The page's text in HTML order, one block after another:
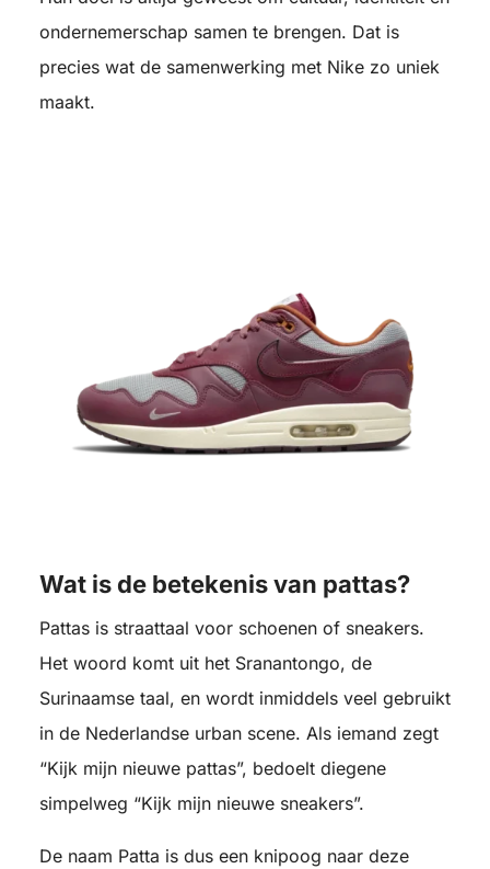
ondernemerschap samen te brengen. Dat is
precies wat de samenwerking met Nike zo uniek
maakt.
Wat is de betekenis van pattas?
Pattas is straattaal voor schoenen of sneakers.
Het woord komt uit het Sranantongo, de
Surinaamse taal, en wordt inmiddels veel gebruikt
in de Nederlandse urban scene. Als iemand zegt
“Kijk mijn nieuwe pattas”, bedoelt diegene
simpelweg “Kijk mijn nieuwe sneakers”.
De naam Patta is dus een knipoog naar deze